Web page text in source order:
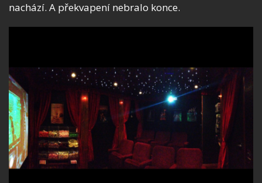
nachází. A překvapení nebralo konce.